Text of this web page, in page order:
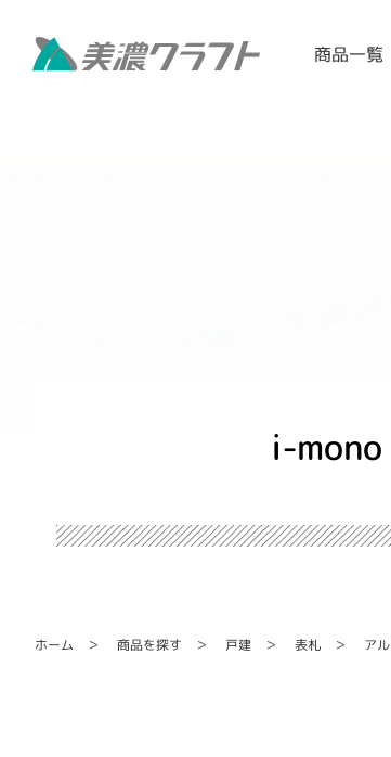
商品一覧
i-mono
ホーム 商品を探す 戸建 表札 ア